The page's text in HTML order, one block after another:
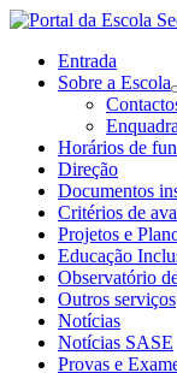
Entrada
Sobre a Escola
Horários de
Direção
Documentos
Critérios de
Projetos e
Educação
Observatório
Outros serviços
Notícias
Notícias SASE
Provas e